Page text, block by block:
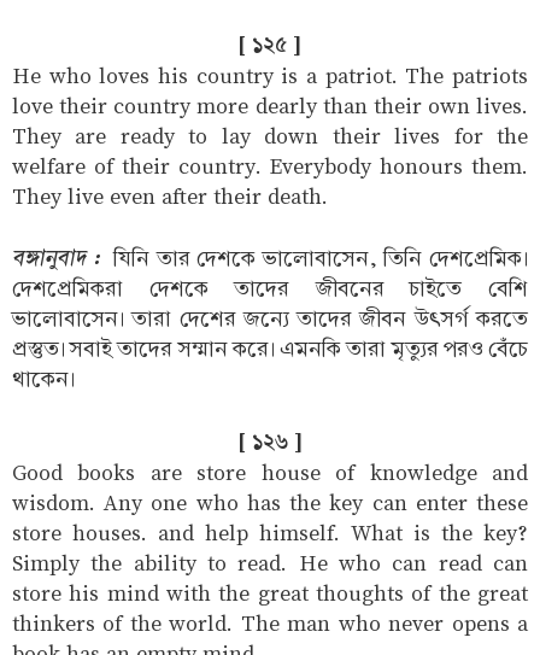
[ ১২৫ ]
He who loves his country is a patriot. The patriots
love their country more dearly than their own lives.
They are ready to lay down their lives for the
welfare of their country. Everybody honours them.
They live even after their death.
বঙ্গানুবাদ : যিনি তার দেশকে ভালোবাসেন, তিনি দেশপ্রেমিক।
দেশপ্রেমিকরা দেশকে তাদের জীবনের চাইতে বেশি
ভালোবাসেন। তারা দেশের জন্যে তাদের জীবন উৎসর্গ করতে
প্রস্তুত। সবাই তাদের সম্মান করে। এমনকি তারা মৃত্যুর পরও বেঁচে
থাকেন।
[ ১২৬ ]
Good books are store house of knowledge and
wisdom. Any one who has the key can enter these
store houses. and help himself. What is the key?
Simply the ability to read. He who can read can
store his mind with the great thoughts of the great
thinkers of the world. The man who never opens a